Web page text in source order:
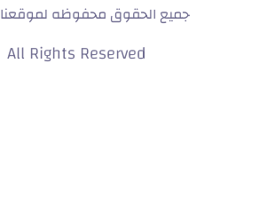
جميع الحقوق محفوظه لموقعنا 2024
All Rights Reserved